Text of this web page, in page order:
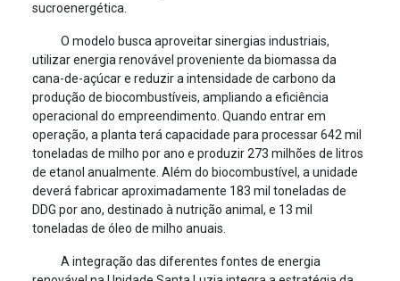
sucroenergética.
O modelo busca aproveitar sinergias industriais,
utilizar energia renovável proveniente da biomassa da
cana-de-açúcar e reduzir a intensidade de carbono da
produção de biocombustíveis, ampliando a eficiência
operacional do empreendimento. Quando entrar em
operação, a planta terá capacidade para processar 642 mil
toneladas de milho por ano e produzir 273 milhões de litros
de etanol anualmente. Além do biocombustível, a unidade
deverá fabricar aproximadamente 183 mil toneladas de
DDG por ano, destinado à nutrição animal, e 13 mil
toneladas de óleo de milho anuais.
A integração das diferentes fontes de energia